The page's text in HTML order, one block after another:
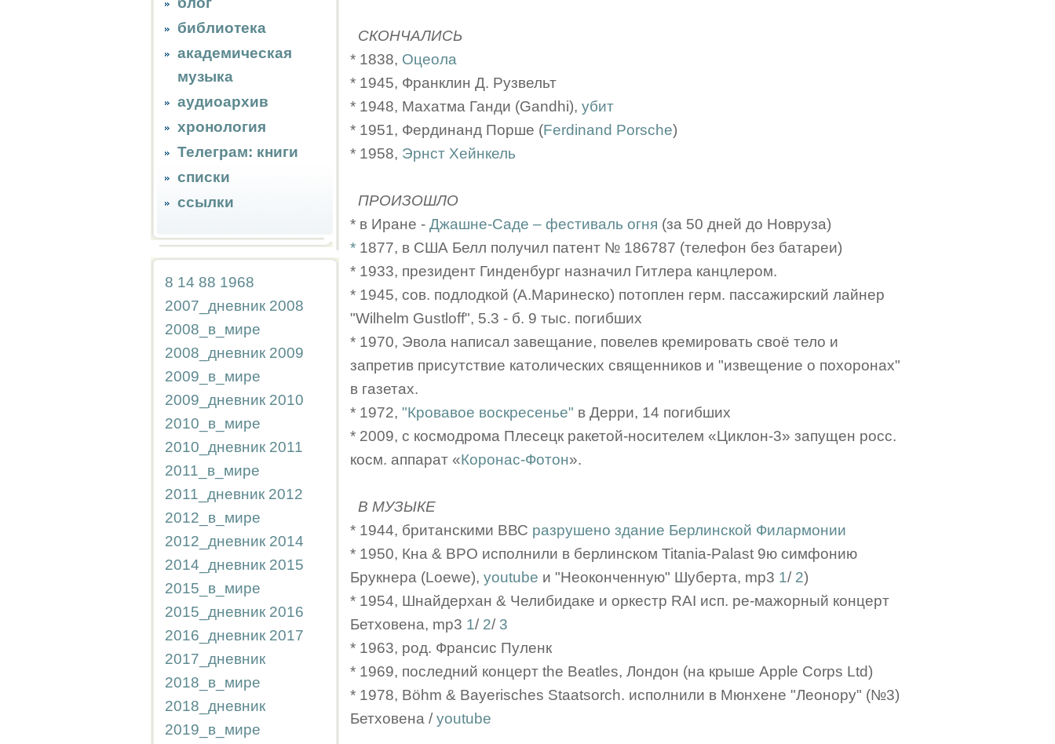
библиотека
академическая
музыка
аудиоархив
хронология
Телеграм: книги
списки
ссылки
8 14 88 1968
2007_дневник 2008
2008_в_мире
2008_дневник 2009
2009_в_мире
2009_дневник 2010
2010_в_мире
2010_дневник 2011
2011_в_мире
2011_дневник 2012
2012_в_мире
2012_дневник 2014
2014_дневник 2015
2015_в_мире
2015_дневник 2016
2016_дневник 2017
2017_дневник
2018_в_мире
2018_дневник
2019_в_мире
СКОНЧАЛИСЬ
* 1838, Оцеола
* 1945, Франклин Д. Рузвельт
* 1948, Махатма Ганди (Gandhi), убит
* 1951, Фердинанд Порше (Ferdinand Porsche)
* 1958, Эрнст Хейнкель
ПРОИЗОШЛО
* в Иране - Джашне-Саде – фестиваль огня (за 50 дней до Новруза)
* 1877, в США Белл получил патент № 186787 (телефон без батареи)
* 1933, президент Гинденбург назначил Гитлера канцлером.
* 1945, сов. подлодкой (А.Маринеско) потоплен герм. пассажирский лайнер
"Wilhelm Gustloff", 5.3 - б. 9 тыс. погибших
* 1970, Эвола написал завещание, повелев кремировать своё тело и
запретив присутствие католических священников и "извещение о похоронах"
в газетах.
* 1972, "Кровавое воскресенье" в Дерри, 14 погибших
* 2009, с космодрома Плесецк ракетой-носителем «Циклон-3» запущен росс.
косм. аппарат «Коронас-Фотон».
В МУЗЫКЕ
* 1944, британскими ВВС разрушено здание Берлинской Филармонии
* 1950, Кна & BPO исполнили в берлинском Titania-Palast 9ю симфонию
Брукнера (Loewe), youtube и "Неоконченную" Шуберта, mp3 1/ 2)
* 1954, Шнайдерхан & Челибидаке и оркестр RAI исп. ре-мажорный концерт
Бетховена, mp3 1/ 2/ 3
* 1963, род. Франсис Пуленк
* 1969, последний концерт the Beatles, Лондон (на крыше Apple Corps Ltd)
* 1978, Böhm & Bayerisches Staatsorch. исполнили в Мюнхене "Леонору" (№3)
Бетховена / youtube